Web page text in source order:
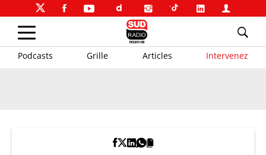
Podcasts Grille Articles Intervenez